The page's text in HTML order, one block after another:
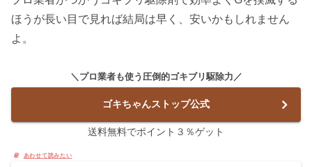
ほうが長い目で見れば結局は早く、安いかもしれません
よ。
＼プロ業者も使う圧倒的ゴキブリ駆除力／
ゴキちゃんストップ公式
送料無料でポイント３％ゲット